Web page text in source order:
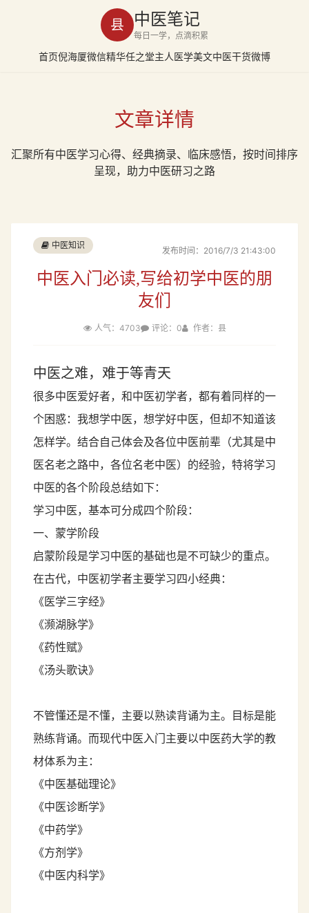
县 中医笔记
每日一学，点滴积累
首页倪海厦微信精华任之堂主人医学美文中医干货微博
文章详情
汇聚所有中医学习心得、经典摘录、临床感悟，按时间排序
呈现，助力中医研习之路
中医知识
发布时间：2016/7/3 21:43:00
中医入门必读,写给初学中医的朋
友们
人气：4703 评论：0 作者：县
中医之难，难于等青天
很多中医爱好者，和中医初学者，都有着同样的一
个困惑：我想学中医，想学好中医，但却不知道该
怎样学。结合自己体会及各位中医前辈（尤其是中
医名老之路中，各位名老中医）的经验，特将学习
中医的各个阶段总结如下：
学习中医，基本可分成四个阶段：
一、蒙学阶段
启蒙阶段是学习中医的基础也是不可缺少的重点。
在古代，中医初学者主要学习四小经典：
《医学三字经》
《濒湖脉学》
《药性赋》
《汤头歌诀》
不管懂还是不懂，主要以熟读背诵为主。目标是能
熟练背诵。而现代中医入门主要以中医药大学的教
材体系为主：
《中医基础理论》
《中医诊断学》
《中药学》
《方剂学》
《中医内科学》